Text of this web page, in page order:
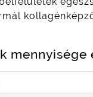
mennyisége